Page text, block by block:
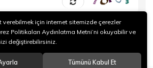
Forte Gurme Tüm hakları saklıdır.
verebilmek için internet sitemizde çerezler
Politikaları Aydınlatma Metni’ni okuyabilir ve
değiştirebilirsiniz.
Tümünü Kabul Et